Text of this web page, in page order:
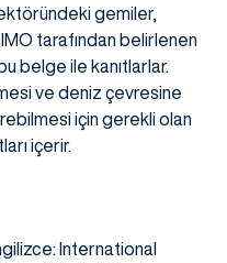
gemiler,
tarafından belirlenen
belge ile kanıtlarlar.
ve deniz çevresine
için gerekli olan
içerir.
International